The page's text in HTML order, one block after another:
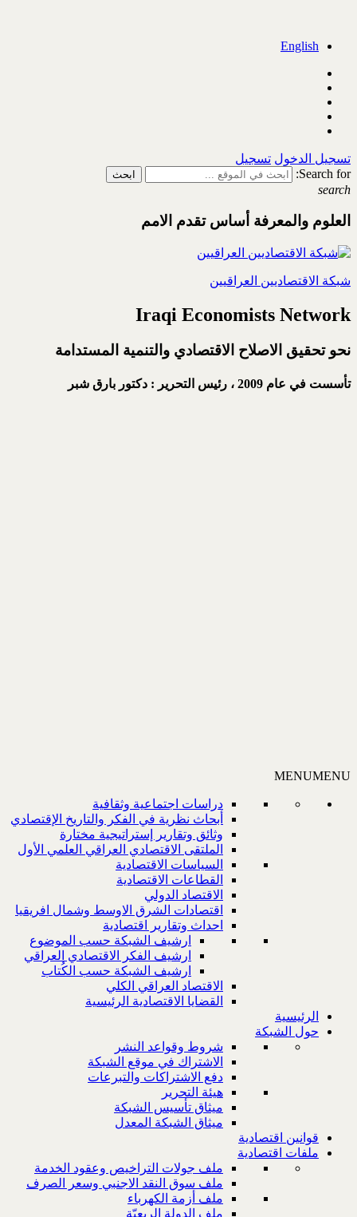
English
تسجيل الدخول تسجيل
Search for:
search
العلوم والمعرفة أساس تقدم الامم
شبكة الاقتصاديين العراقيين
Iraqi Economists Network
نحو تحقيق الاصلاح الاقتصادي والتنمية المستدامة
تأسست في عام 2009 ، رئيس التحرير : دكتور بارق شبر
MENUMENU
دراسات اجتماعية وثقافية
أبحاث نظرية في الفكر والتاريخ الإقتصادي
وثائق وتقارير إستراتيجية مختارة
الملتقى الاقتصادي العراقي العلمي الأول
السياسات الاقتصادية
القطاعات الاقتصادية
الاقتصاد الدولي
اقتصادات الشرق الاوسط وشمال افريقيا
احداث وتقارير اقتصادية
ارشيف الشبكة حسب الموضوع
ارشيف الفكر الاقتصادي العراقي
ارشيف الشبكة حسب الكُتاب
الاقتصاد العراقي الكلي
القضايا الاقتصادية الرئيسية
الرئيسية
حول الشبكة
شروط وقواعد النشر
الاشتراك في موقع الشبكة
دفع الاشتراكات والتبرعات
هيئة التحرير
ميثاق تأسيس الشبكة
ميثاق الشبكة المعدل
قوانين اقتصادية
ملفات اقتصادية
ملف جولات التراخيص وعقود الخدمة
ملف سوق النقد الاجنبي وسعر الصرف
ملف أزمة الكهرباء
ملف الدولة الريعيّة